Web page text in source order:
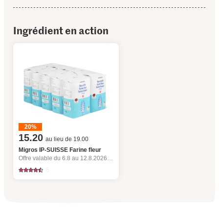
Ingrédient en action
20%
15.20 au lieu de 19.00
Migros IP-SUISSE Farine fleur
Offre valable du 6.8 au 12.8.2026, jusqu’à épuisement du stock.